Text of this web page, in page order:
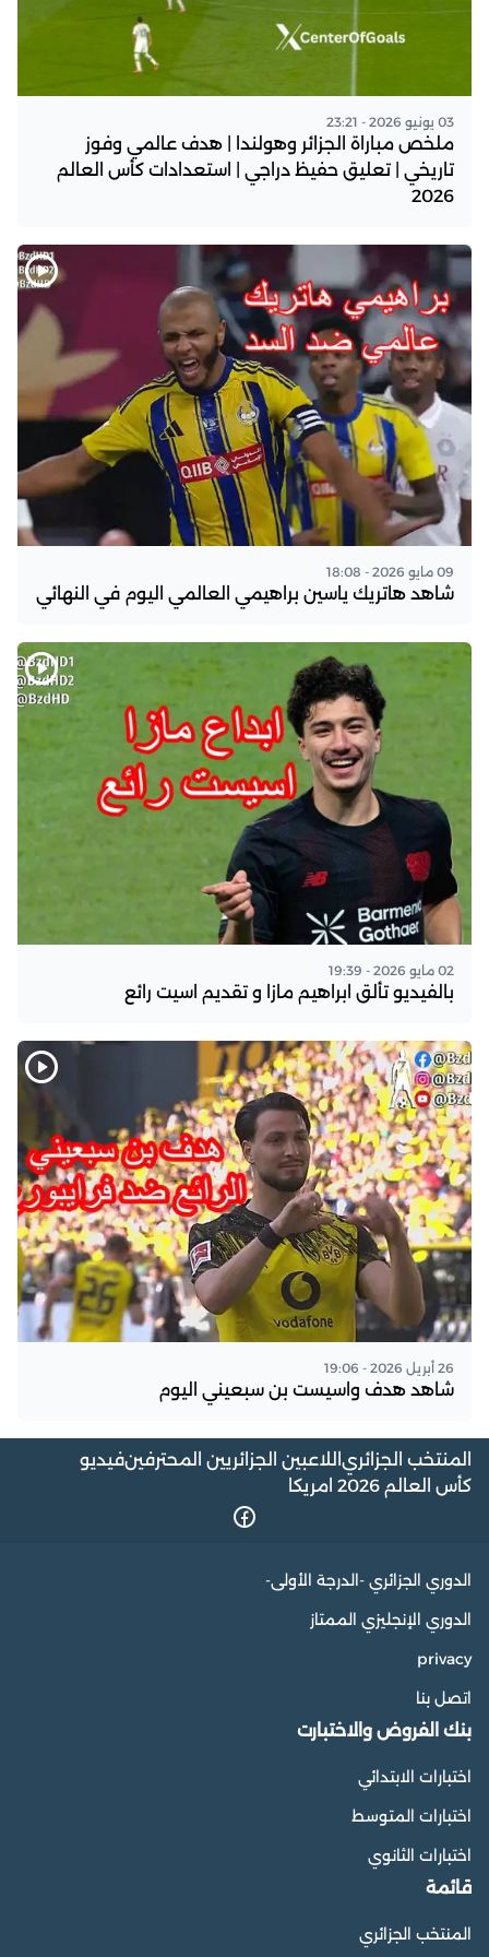
03 يونيو 2026 - 23:21
ملخص مباراة الجزائر وهولندا | هدف عالمي وفوز
تاريخي | تعليق حفيظ دراجي | استعدادات كأس العالم
2026
09 مايو 2026 - 18:08
شاهد هاتريك ياسين براهيمي العالمي اليوم في النهائي
02 مايو 2026 - 19:39
بالفيديو تألق ابراهيم مازا و تقديم اسيت رائع
26 أبريل 2026 - 19:06
شاهد هدف واسيست بن سبعيني اليوم
المنتخب الجزائري اللاعبين الجزائريين المحترفينفيديو
كأس العالم 2026 امريكا
الدوري الجزائري -الدرجة الأولى-
الدوري الإنجليزي الممتاز
privacy
اتصل بنا
بنك الفروض والاختبارت
اختبارات الابتدائي
اختبارات المتوسط
اختبارات الثانوي
قائمة
المنتخب الجزائري